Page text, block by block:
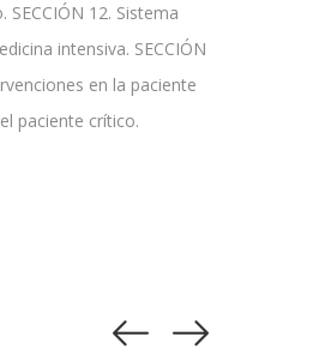
12. Sistema
intensiva. SECCIÓN
en la paciente
paciente crítico.